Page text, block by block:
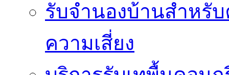
รับจำนองบ้านสำหรั
ความเสี่ยง